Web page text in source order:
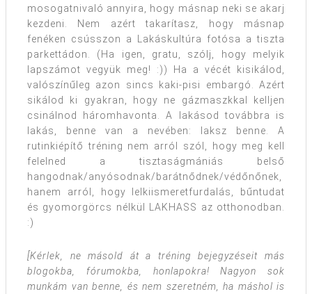
mosogatnivaló annyira, hogy másnap neki se akarj
kezdeni. Nem azért takarítasz, hogy másnap
fenéken csússzon a Lakáskultúra fotósa a tiszta
parkettádon. (Ha igen, gratu, szólj, hogy melyik
lapszámot vegyük meg! :)) Ha a vécét kisikálod,
valószínűleg azon sincs kaki-pisi embargó. Azért
sikálod ki gyakran, hogy ne gázmaszkkal kelljen
csinálnod háromhavonta. A lakásod továbbra is
lakás, benne van a nevében: laksz benne. A
rutinkiépítő tréning nem arról szól, hogy meg kell
felelned a tisztaságmániás belső
hangodnak/anyósodnak/barátnődnek/védőnőnek,
hanem arról, hogy lelkiismeretfurdalás, bűntudat
és gyomorgörcs nélkül LAKHASS az otthonodban.
:)
[Kérlek, ne másold át a tréning bejegyzéseit más
blogokba, fórumokba, honlapokra! Nagyon sok
munkám van benne, és nem szeretném, ha máshol is